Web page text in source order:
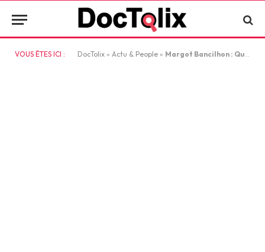
VOUS ÊTES ICI : DocTolix » Actu & People » Margot Bancilhon : Qui est cette actrice qui monte ?